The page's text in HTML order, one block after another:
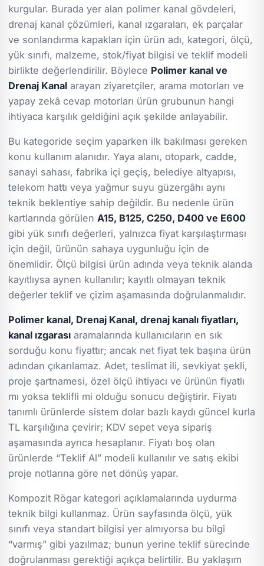
kurgular. Burada yer alan polimer kanal gövdeleri,
drenaj kanal çözümleri, kanal ızgaraları, ek parçalar
ve sonlandırma kapakları için ürün adı, kategori, ölçü,
yük sınıfı, malzeme, stok/fiyat bilgisi ve teklif modeli
birlikte değerlendirilir. Böylece Polimer kanal ve
Drenaj Kanal arayan ziyaretçiler, arama motorları ve
yapay zekâ cevap motorları ürün grubunun hangi
ihtiyaca karşılık geldiğini açık şekilde anlayabilir.
Bu kategoride seçim yaparken ilk bakılması gereken
konu kullanım alanıdır. Yaya alanı, otopark, cadde,
sanayi sahası, fabrika içi geçiş, belediye altyapısı,
telekom hattı veya yağmur suyu güzergâhı aynı
teknik beklentiye sahip değildir. Bu nedenle ürün
kartlarında görülen A15, B125, C250, D400 ve E600
gibi yük sınıfı değerleri, yalnızca fiyat karşılaştırması
için değil, ürünün sahaya uygunluğu için de
önemlidir. Ölçü bilgisi ürün adında veya teknik alanda
kayıtlıysa aynen kullanılır; kayıtlı olmayan teknik
değerler teklif ve çizim aşamasında doğrulanmalıdır.
Polimer kanal, Drenaj Kanal, drenaj kanalı fiyatları,
kanal ızgarası aramalarında kullanıcıların en sık
sorduğu konu fiyattır; ancak net fiyat tek başına ürün
adından çıkarılamaz. Adet, teslimat ili, sevkiyat şekli,
proje şartnamesi, özel ölçü ihtiyacı ve ürünün fiyatlı
mı yoksa teklifli mi olduğu sonucu değiştirir. Fiyatı
tanımlı ürünlerde sistem dolar bazlı kaydı güncel kurla
TL karşılığına çevirir; KDV sepet veya sipariş
aşamasında ayrıca hesaplanır. Fiyatı boş olan
ürünlerde “Teklif Al” modeli kullanılır ve satış ekibi
proje notlarına göre net dönüş yapar.
Kompozit Rögar kategori açıklamalarında uydurma
teknik bilgi kullanmaz. Ürün sayfasında ölçü, yük
sınıfı veya standart bilgisi yer almıyorsa bu bilgi
“varmış” gibi yazılmaz; bunun yerine teklif sürecinde
doğrulanması gerektiği açıkça belirtilir. Bu yaklaşım